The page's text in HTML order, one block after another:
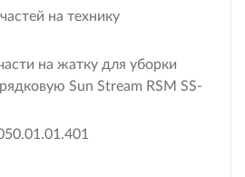
на технику
на жатку для уборки
Sun Stream RSM SS-